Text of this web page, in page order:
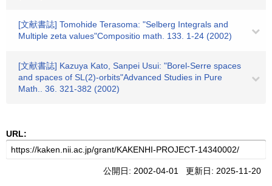
[文献書誌] Tomohide Terasoma: "Selberg Integrals and
Multiple zeta values"Compositio math. 133. 1-24 (2002)
[文献書誌] Kazuya Kato, Sanpei Usui: "Borel-Serre spaces
and spaces of SL(2)-orbits"Advanced Studies in Pure
Math.. 36. 321-382 (2002)
URL:
公開日: 2002-04-01 更新日: 2025-11-20